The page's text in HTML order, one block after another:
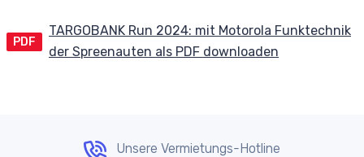
PDF
TARGOBANK Run 2024: mit Motorola Funktechnik
der Spreenauten als PDF downloaden
Unsere Vermietungs-Hotline